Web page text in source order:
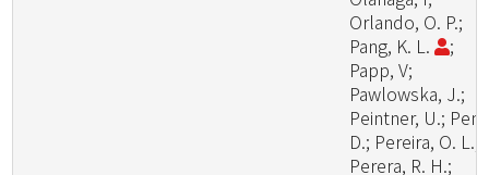
Orlando, O. P.;
Pang, K. L.
;
Papp, V;
Pawlowska, J.;
Peintner, U.;
D.; Pereira, O. L.;
Perera, R. H.;